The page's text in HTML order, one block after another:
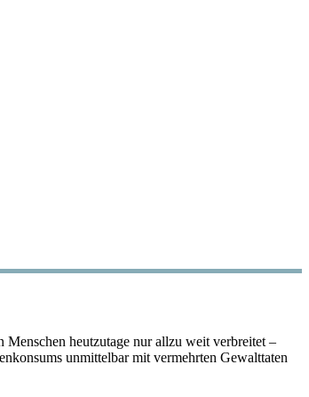
heutzutage nur allzu weit verbreitet –
unmittelbar mit vermehrten Gewalttaten